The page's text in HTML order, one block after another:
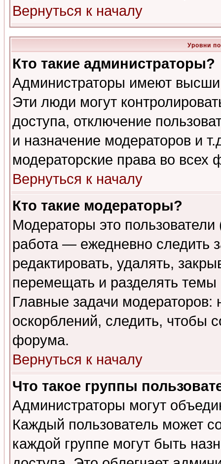
Вернуться к началу
Уровни
Кто такие администраторы?
Администраторы имеют
Эти люди могут
доступа, отключение
и назначение модераторов и
модераторские права во всех
Вернуться к началу
Кто такие модераторы?
Модераторы это
работа — ежедневно следить
редактировать, удалять,
перемещать и разделять
Главные задачи
оскорблений, следить, чтобы
форума.
Вернуться к началу
Что такое группы
Администраторы могут
Каждый пользователь может
каждой группе могут быть